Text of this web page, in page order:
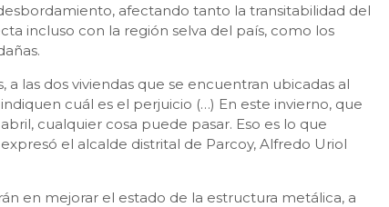
afectando tanto la transitabilidad del
incluso con la región selva del país, como los
a las dos viviendas que se encuentran ubicadas al
cuál es el perjuicio (…) En este invierno, que
cualquier cosa puede pasar. Eso es lo que
el alcalde distrital de Parcoy, Alfredo Uriol
en mejorar el estado de la estructura metálica, a